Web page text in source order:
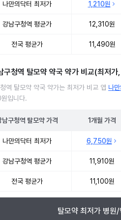
나만의닥터 최저가 1,210원
강남구청역 평균가 12,310원
전국 평균가 11,490원
구청역 탈모약 약국 약가 비교(최저가
역 탈모약 약국 약가는 최저가 비교 앱 나
입니다.
남구청역 탈모약가격 1개월 가격
나만의닥터 최저가 6,750원
강남구청역 평균가 11,910원
전국 평균가 11,100원
탈모약 최저가 병원/